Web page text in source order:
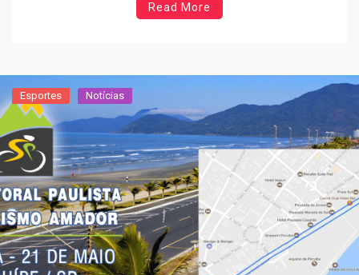
Guaraú, em frente a escola EMEF José Roberto Preto.
Read More
Esportes Notícias